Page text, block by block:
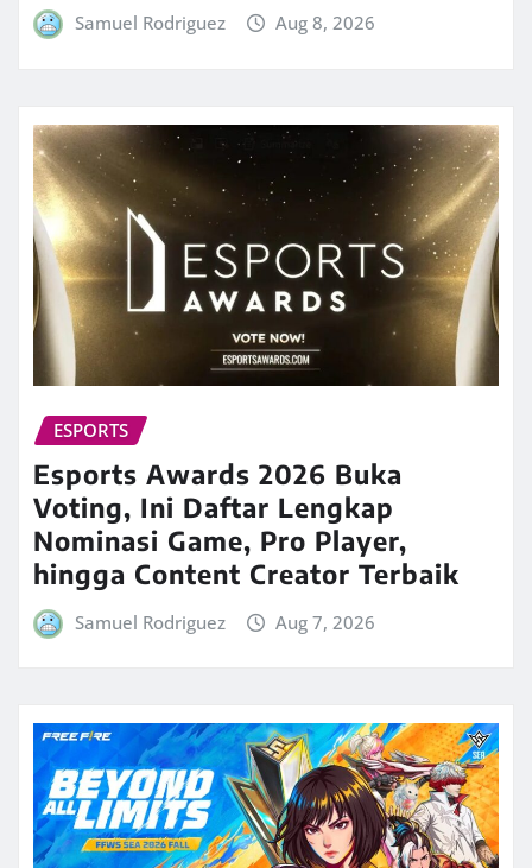
Samuel Rodriguez Aug 8, 2026
ESPORTS
Esports Awards 2026 Buka
Voting, Ini Daftar Lengkap
Nominasi Game, Pro Player,
hingga Content Creator Terbaik
Samuel Rodriguez Aug 7, 2026